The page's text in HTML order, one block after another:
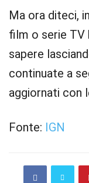
Ma ora diteci,
film o serie TV
sapere
continuate a
aggiornati con
Fonte: IGN